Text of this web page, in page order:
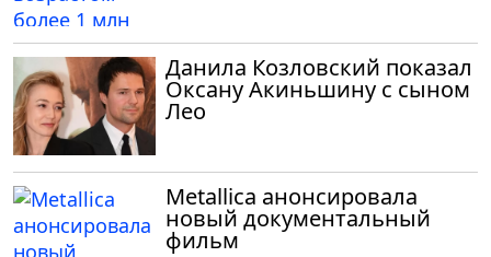
Данила Козловский показал
Оксану Акиньшину с сыном
Лео
Metallica анонсировала
новый документальный
фильм